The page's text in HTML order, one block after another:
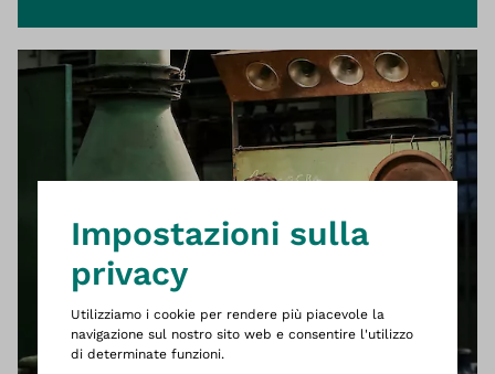
Questo è il sito web Wittigsthal
Impostazioni sulla
privacy
Utilizziamo i cookie per rendere più piacevole la
navigazione sul nostro sito web e consentire l'utilizzo
di determinate funzioni.